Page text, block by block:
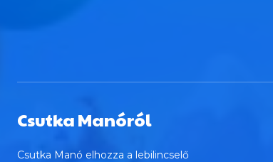
Csutka Manóról
Csutka Manó elhozza a lebilincselő